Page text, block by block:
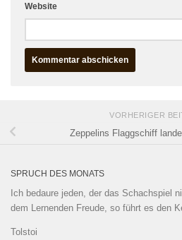
Website
VORHERIGER
Zeppelins Flaggschiff
SPRUCH DES MONATS
Ich bedaure jeden, der das Schachspiel
dem Lernenden Freude, so führt es den
Tolstoi